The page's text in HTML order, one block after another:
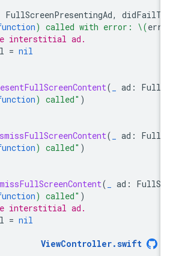
ad: FullScreenPresentingAd,
#function) called with error: \(
the interstitial ad.
=
(_ ad:
#function) called"
(_ ad:
#function) called"
(_ ad:
#function) called"
the interstitial ad.
=
ViewController.swift